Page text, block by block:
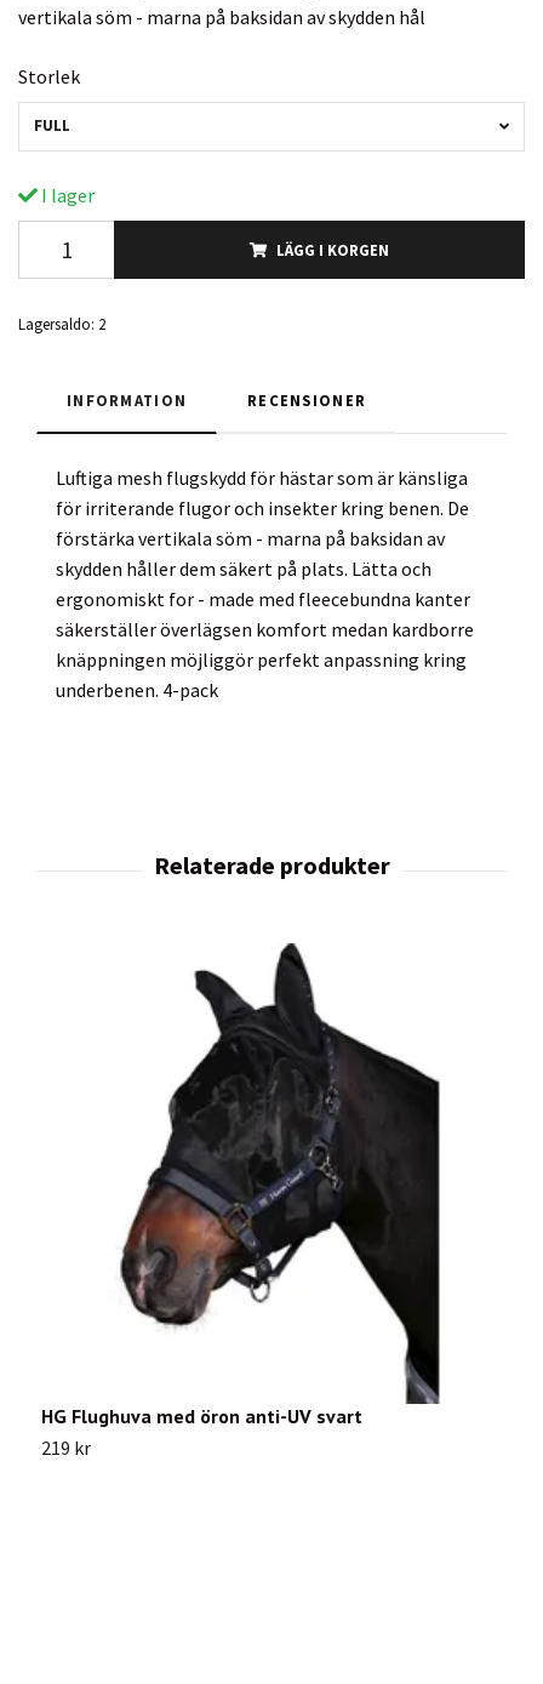
vertikala söm - marna på baksidan av skydden hål
Storlek
FULL
I lager
LÄGG I KORGEN
Lagersaldo: 2
INFORMATION RECENSIONER
Luftiga mesh flugskydd för hästar som är känsliga
för irriterande flugor och insekter kring benen. De
förstärka vertikala söm - marna på baksidan av
skydden håller dem säkert på plats. Lätta och
ergonomiskt for - made med fleecebundna kanter
säkerställer överlägsen komfort medan kardborre
knäppningen möjliggör perfekt anpassning kring
underbenen. 4-pack
HG Flughuva med öron anti-UV svart
219 kr